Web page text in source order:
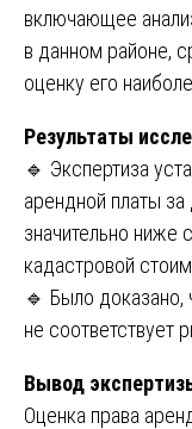
включающее
в данном районе,
оценку его
Результаты
🔹 Экспертиза
арендной платы
значительно ниже
кадастровой
🔹 Было доказано,
не соответствует
Вывод
Оценка права